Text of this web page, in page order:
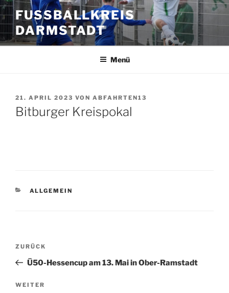
Zum
Inhalt
springen
FUSSBALLKREIS D
ARMSTADT
Menü
VERÖFFENTLICHT
AM
21. APRIL 2023 VON ABFAHRTEN13
Bitburger Kreispokal
KATEGORIEN
ALLGEMEIN
Beitrags-
Navigation
Vorheriger
Beitrag
ZURÜCK
Ü50-Hessencup am 13. Mai in Ober-Ramstadt
Nächster
WEITER